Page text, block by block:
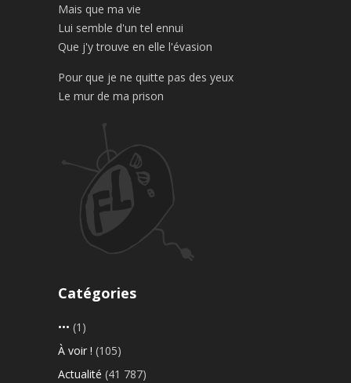
Mais que ma vie
Lui semble d'un tel ennui
Que j'y trouve en elle l'évasion
Pour que je ne quitte pas des yeux
Le mur de ma prison
Catégories
••• (1)
À voir ! (105)
Actualité (41 787)